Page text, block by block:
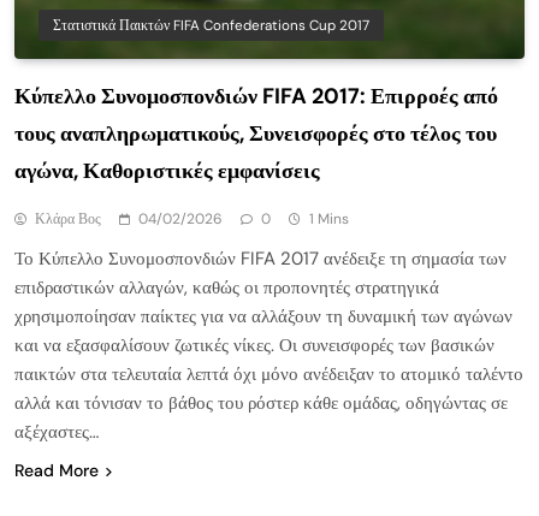
Στατιστικά Παικτών FIFA Confederations Cup 2017
Κύπελλο Συνομοσπονδιών FIFA 2017: Επιρροές από
τους αναπληρωματικούς, Συνεισφορές στο τέλος του
αγώνα, Καθοριστικές εμφανίσεις
Κλάρα Βος 04/02/2026 0 1 Mins
Το Κύπελλο Συνομοσπονδιών FIFA 2017 ανέδειξε τη σημασία των
επιδραστικών αλλαγών, καθώς οι προπονητές στρατηγικά
χρησιμοποίησαν παίκτες για να αλλάξουν τη δυναμική των αγώνων
και να εξασφαλίσουν ζωτικές νίκες. Οι συνεισφορές των βασικών
παικτών στα τελευταία λεπτά όχι μόνο ανέδειξαν το ατομικό ταλέντο
αλλά και τόνισαν το βάθος του ρόστερ κάθε ομάδας, οδηγώντας σε
αξέχαστες…
Read More